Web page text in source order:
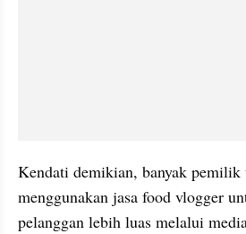
Kendati demikian, banyak pemilik
menggunakan jasa food vlogger
pelanggan lebih luas melalui